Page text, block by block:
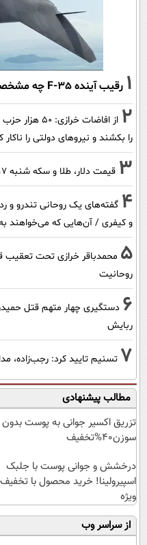
1 رقیب آینده F-35 چه مشخصاتی دارد؟
2
از افاضات
را بکشند و نیرو‌های دولتی را ناکار
3 قیمت دلار، طلا و سکه شنبه ۱۷ مرداد ۱۴۰۵ (+جدول قیمت)
4
و کیفری / آن‌هایی که می‌خواهند به ۲۵۰ هزار نفر بپیوندند بدانند
5 محمدباقر خرازی تحت تعقیب
روحانیت
6 دستگیری چهار متهم قتل
ربایش
7 تسنیم تایید کرد: رجب‌زاده،
مطالب پیشنهادی
تزریق اکسیر جوانی به پوست بدون
سوزن40%تخفیف
درخشش و جوانی پوست با جلبک
اسپیرولینا! خرید محصول با تخفیف
ویژه
از سراسر وب